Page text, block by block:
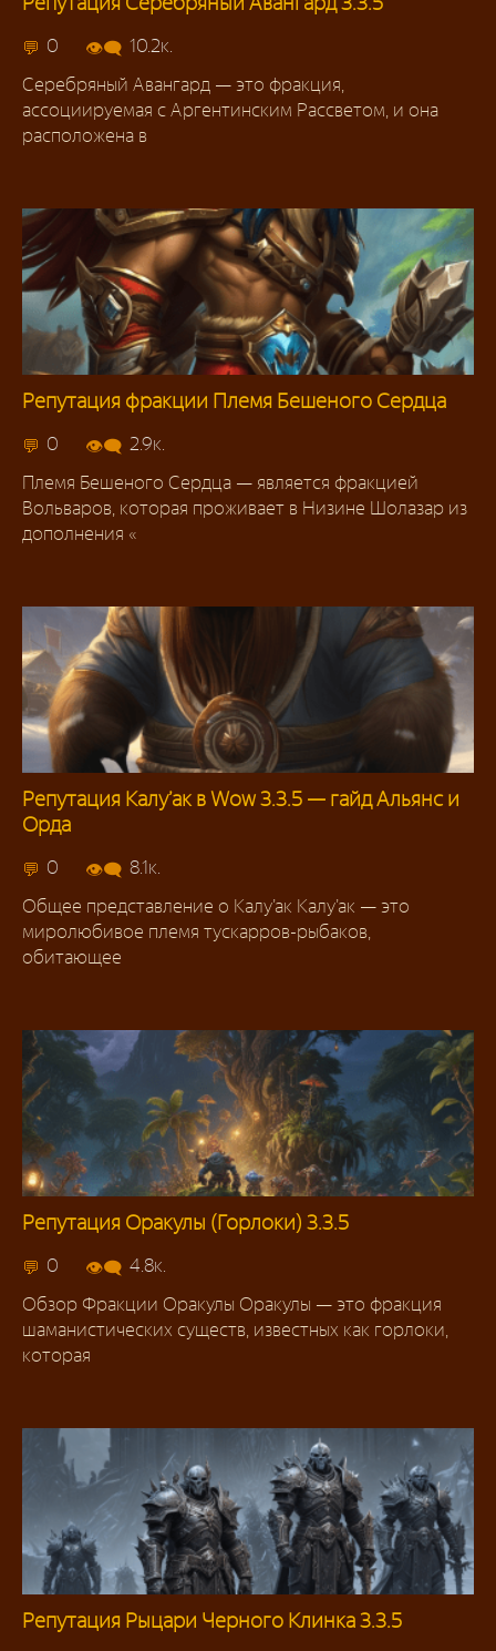
0
10.2к.
Серебряный Авангард — это фракция,
ассоциируемая с Аргентинским Рассветом, и она
расположена в
Репутация фракции Племя Бешеного Сердца
0
2.9к.
Племя Бешеного Сердца — является фракцией
Вольваров, которая проживает в Низине Шолазар из
дополнения «
Репутация 3.3.5
Репутация Калу’ак в Wow 3.3.5 — гайд Альянс и
Орда
0
8.1к.
Общее представление о Калу’ак Калу’ак — это
миролюбивое племя тускарров-рыбаков,
обитающее
Репутация Оракулы (Горлоки) 3.3.5
0
4.8к.
Обзор Фракции Оракулы Оракулы — это фракция
шаманистических существ, известных как горлоки,
которая
Репутация Рыцари Черного Клинка 3.3.5